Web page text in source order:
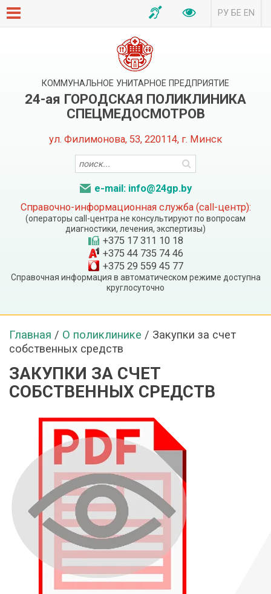
РУ БЕ EN
КОММУНАЛЬНОЕ УНИТАРНОЕ ПРЕДПРИЯТИЕ
24-ая ГОРОДСКАЯ ПОЛИКЛИНИКА
СПЕЦМЕДОСМОТРОВ
ул. Филимонова, 53, 220114, г. Минск
e-mail: info@24gp.by
Справочно-информационная служба (call-центр):
(операторы call-центра не консультируют по вопросам
диагностики, лечения, экспертизы)
+375 17 311 10 18
+375 44 735 74 46
+375 29 559 45 77
Справочная информация в автоматическом режиме доступна
круглосуточно
Главная / О поликлинике / Закупки за счет
собственных средств
ЗАКУПКИ ЗА СЧЕТ
СОБСТВЕННЫХ СРЕДСТВ